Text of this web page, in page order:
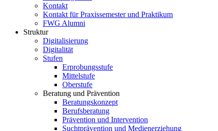
Kontakt
Kontakt für Praxissemester und Praktikum
FWG Alumni
Struktur
Digitalisierung
Digitalität
Stufen
Erprobungsstufe
Mittelstufe
Oberstufe
Beratung und Prävention
Beratungskonzept
Berufsberatung
Prävention und Intervention
Suchtprävention und Medienerziehung